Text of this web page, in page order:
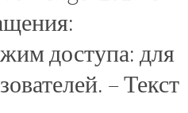
доступа: для
– Текст